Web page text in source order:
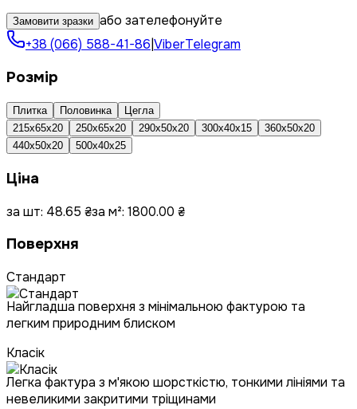
Замовити зразки або зателефонуйте
+38 (066) 588-41-86 ViberTelegram
Розмір
Плитка Половинка
Цегла
215x65x20
250x65x20 290x50x20 300x40x15
360x50x20
440x50x20
500x40x25
Ціна
за шт: 48.65 ₴за м²: 1800.00 ₴
Поверхня
Стандарт
Найгладша поверхня з мінімальною фактурою та
легким природним блиском
Класік
Легка фактура з м'якою шорсткістю, тонкими лініями та
невеликими закритими тріщинами